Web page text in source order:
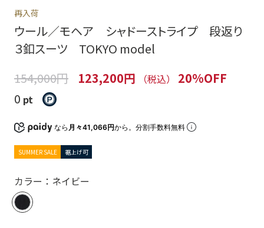
再入荷
ウール／モヘア シャドーストライプ 段返り
３釦スーツ TOKYO model
154,000円
123,200円 （税込）
20%OFF
0 pt
なら 月々41,066円から。分割手数料無料
SUMMER SALE 裾上げ可
カラー：ネイビー